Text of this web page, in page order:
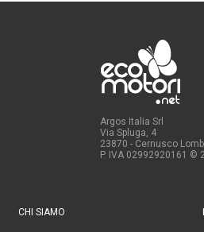
Argos Italia Srl
Via Spluga, 4
23870 - Cernusco
P. IVA 02992920161 ©
CHI SIAMO